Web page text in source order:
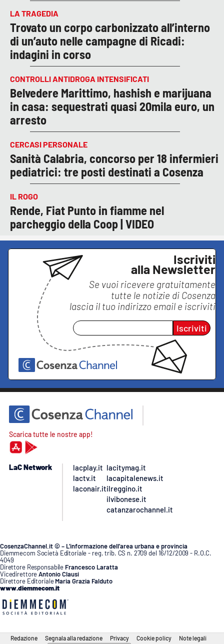
LA TRAGEDIA
Trovato un corpo carbonizzato all’interno
di un’auto nelle campagne di Ricadi:
indagini in corso
CONTROLLI ANTIDROGA INTENSIFICATI
Belvedere Marittimo, hashish e marijuana
in casa: sequestrati quasi 20mila euro, un
arresto
CERCASI PERSONALE
Sanità Calabria, concorso per 18 infermieri
pediatrici: tre posti destinati a Cosenza
IL ROGO
Rende, Fiat Punto in fiamme nel
parcheggio della Coop | VIDEO
Iscriviti
alla Newsletter
Se vuoi ricevere gratuitamente
tutte le notizie di Cosenza
lascia il tuo indirizzo email e iscriviti
Iscriviti
Scarica tutte le nostre app!
LaC Network
lacplay.it
lactv.it
laconair.it
lacitymag.it
lacapitalenews.it
ilreggino.it
ilvibonese.it
catanzarochannel.it
CosenzaChannel.it © – L’informazione dell’area urbana e provincia
Diemmecom Società Editoriale - reg. trib. CS n. 2709 del 16/12/2009 - R.O.C.
4049
Direttore Responsabile Francesco Laratta
VicedirettoreAntonio Clausi
Direttore Editoriale Maria Grazia Falduto
www.diemmecom.it
Redazione Segnala alla redazione Privacy Cookie policy Note legali